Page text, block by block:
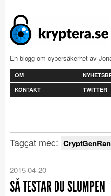
En blogg om cybersäkerhet av
OM
KONTAKT
TWITTER
Taggat med:
2015-04-20
SÅ TESTAR DU SLUMPEN